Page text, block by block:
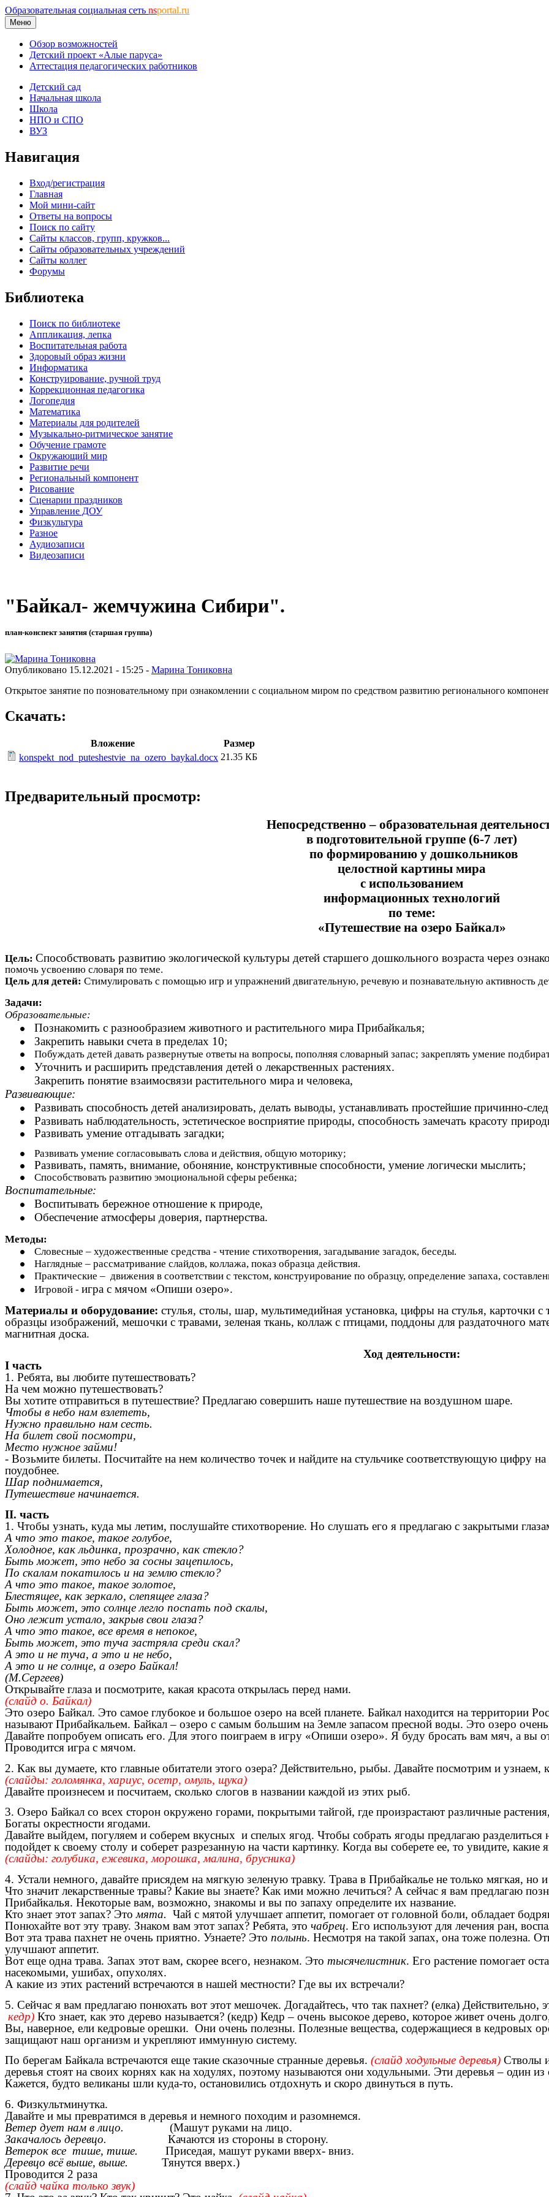
Образовательная социальная сеть nsportal.ru
Меню
Обзор возможностей
Детский проект «Алые паруса»
Аттестация педагогических работников
Детский сад
Начальная школа
Школа
НПО и СПО
ВУЗ
Навигация
Вход/регистрация
Главная
Мой мини-сайт
Ответы на вопросы
Поиск по сайту
Сайты классов, групп, кружков...
Сайты образовательных учреждений
Сайты коллег
Форумы
Библиотека
Поиск по библиотеке
Аппликация, лепка
Воспитательная работа
Здоровый образ жизни
Информатика
Конструирование, ручной труд
Коррекционная педагогика
Логопедия
Математика
Материалы для родителей
Музыкально-ритмическое занятие
Обучение грамоте
Окружающий мир
Развитие речи
Региональный компонент
Рисование
Сценарии праздников
Управление ДОУ
Физкультура
Разное
Аудиозаписи
Видеозаписи
"Байкал- жемчужина Сибири".
план-конспект занятия (старшая группа)
Опубликовано 15.12.2021 - 15:25 - Марина Тониковна
Открытое занятие по позновательному при ознакомлении с социальном миром по средством развитию регионального
Скачать:
Вложение
Размер
konspekt_nod_puteshestvie_na_ozero_baykal.docx 21.35 КБ
Предварительный просмотр:
Непосредственно – образовательная
в подготовительной группе (6-7 лет)
по формированию у дошкольников
целостной картины мира
с использованием
информационных технологий
по теме:
«Путешествие на озеро Байкал»
Цель: Способствовать развитию экологической культуры детей старшего дошкольного возраста через
помочь усвоению словаря по теме.
Цель для детей: Стимулировать с помощью игр и упражнений двигательную, речевую и познавательную активность
Задачи:
Образовательные:
Познакомить с разнообразием животного и растительного мира Прибайкалья;
Закрепить навыки счета в пределах 10;
Побуждать детей давать развернутые ответы на вопросы, пополняя словарный запас; закреплять умение
Уточнить и расширить представления детей о лекарственных растениях.
Закрепить понятие взаимосвязи растительного мира и человека,
Развивающие:
Развивать способность детей анализировать, делать выводы, устанавливать простейшие причинно-
Развивать наблюдательность, эстетическое восприятие природы, способность замечать красоту
Развивать умение отгадывать загадки;
Развивать умение согласовывать слова и действия, общую моторику;
Развивать, память, внимание, обоняние, конструктивные способности, умение логически мыслить;
Способствовать развитию эмоциональной сферы ребенка;
Воспитательные:
Воспитывать бережное отношение к природе,
Обеспечение атмосферы доверия, партнерства.
Методы:
Словесные – художественные средства - чтение стихотворения, загадывание загадок, беседы.
Наглядные – рассматривание слайдов, коллажа, показ образца действия.
Практические – движения в соответствии с текстом, конструирование по образцу, определение запаха,
Игровой - игра с мячом «Опиши озеро».
Материалы и оборудование: стулья, столы, шар, мультимедийная установка, цифры на стулья, карточки
образцы изображений, мешочки с травами, зеленая ткань, коллаж с птицами, поддоны для раздаточного
магнитная доска.
Ход деятельности:
I часть
1. Ребята, вы любите путешествовать?
На чем можно путешествовать?
Вы хотите отправиться в путешествие? Предлагаю совершить наше путешествие на воздушном шаре.
Чтобы в небо нам взлететь,
Нужно правильно нам сесть.
На билет свой посмотри,
Место нужное займи!
- Возьмите билеты. Посчитайте на нем количество точек и найдите на стульчике соответствующую цифру
поудобнее.
Шар поднимается,
Путешествие начинается.
II. часть
1. Чтобы узнать, куда мы летим, послушайте стихотворение. Но слушать его я предлагаю с закрытыми
А что это такое, такое голубое,
Холодное, как льдинка, прозрачно, как стекло?
Быть может, это небо за сосны зацепилось,
По скалам покатилось и на землю стекло?
А что это такое, такое золотое,
Блестящее, как зеркало, слепящее глаза?
Быть может, это солнце легло поспать под скалы,
Оно лежит устало, закрыв свои глаза?
А что это такое, все время в непокое,
Быть может, это туча застряла среди скал?
А это и не туча, а это и не небо,
А это и не солнце, а озеро Байкал!
(М.Сергеев)
Открывайте глаза и посмотрите, какая красота открылась перед нами.
(слайд о. Байкал)
Это озеро Байкал. Это самое глубокое и большое озеро на всей планете. Байкал находится на территории
называют Прибайкальем. Байкал – озеро с самым большим на Земле запасом пресной воды. Это озеро
Давайте попробуем описать его. Для этого поиграем в игру «Опиши озеро». Я буду бросать вам мяч, а вы
Проводится игра с мячом.
2. Как вы думаете, кто главные обитатели этого озера? Действительно, рыбы. Давайте посмотрим и
(слайды: голомянка, хариус, осетр, омуль, щука)
Давайте произнесем и посчитаем, сколько слогов в названии каждой из этих рыб.
3. Озеро Байкал со всех сторон окружено горами, покрытыми тайгой, где произрастают различные
Богаты окрестности ягодами.
Давайте выйдем, погуляем и соберем вкусных и спелых ягод. Чтобы собрать ягоды предлагаю
подойдет к своему столу и соберет разрезанную на части картинку. Когда вы соберете ее, то увидите,
(слайды: голубика, ежевика, морошка, малина, брусника)
4. Устали немного, давайте присядем на мягкую зеленую травку. Трава в Прибайкалье не только мягкая, но
Что значит лекарственные травы? Какие вы знаете? Как ими можно лечиться? А сейчас я вам предлагаю
Прибайкалья. Некоторые вам, возможно, знакомы и вы по запаху определите их название.
Кто знает этот запах? Этомята. Чай с мятой улучшает аппетит, помогает от головной боли, обладает
Понюхайте вот эту траву. Знаком вам этот запах? Ребята, это чабрец. Его используют для лечения ран,
Вот эта трава пахнет не очень приятно. Узнаете? Это полынь. Несмотря на такой запах, она тоже полезна.
улучшают аппетит.
Вот еще одна трава. Запах этот вам, скорее всего, незнаком. Это тысячелистник. Его растение помогает
насекомыми, ушибах, опухолях.
А какие из этих растений встречаются в нашей местности? Где вы их встречали?
5. Сейчас я вам предлагаю понюхать вот этот мешочек. Догадайтесь, что так пахнет? (елка) Действительно,
кедр) Кто знает, как это дерево называется? (кедр) Кедр – очень высокое дерево, которое живет очень
Вы, наверное, ели кедровые орешки. Они очень полезны. Полезные вещества, содержащиеся в кедровых
защищают наш организм и укрепляют иммунную систему.
По берегам Байкала встречаются еще такие сказочные странные деревья. (слайд ходульные деревья) Стволы
деревья стоят на своих корнях как на ходулях, поэтому называются они ходульными. Эти деревья – один
Кажется, будто великаны шли куда-то, остановились отдохнуть и скоро двинуться в путь.
6. Физкультминутка.
Давайте и мы превратимся в деревья и немного походим и разомнемся.
Ветер дует нам в лицо. (Машут руками на лицо.
Закачалось деревцо. Качаются из стороны в сторону.
Ветерок все тише, тише. Приседая, машут руками вверх- вниз.
Деревцо всё выше, выше.
Тянутся вверх.)
Проводится 2 раза
(слайд чайка только звук)